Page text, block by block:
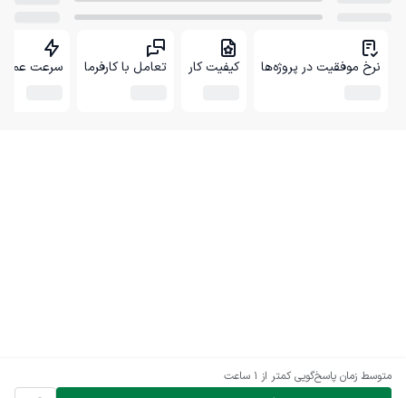
متوسط زمان پاسخ‌گویی کمتر از 1 ساعت
نرخ موفقیت در پروژه‌ها کیفیت کار تعامل با کارفرما سرعت عمل